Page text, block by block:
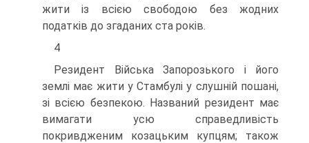
жити із всією свободою без жодних
податків до згаданих ста років.
4
Резидент Війська Запорозького і його
землі має жити у Стамбулі у слушній пошані,
зі всією безпекою. Названий резидент має
вима­гати усю справедливість
покривдженим козацьким купцям; також